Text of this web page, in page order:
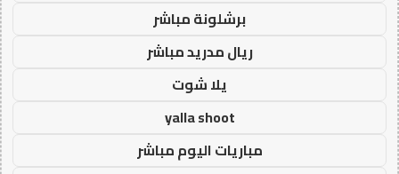
برشلونة مباشر
ريال مدريد مباشر
يلا شوت
yalla shoot
مباريات اليوم مباشر